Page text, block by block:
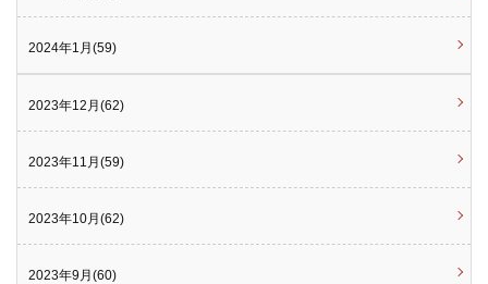
2024年1月(59)
2023年12月(62)
2023年11月(59)
2023年10月(62)
2023年9月(60)